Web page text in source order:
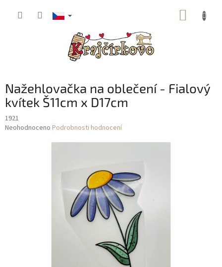
Nažehlovačka na oblečení - Fialový
kvítek Š11cm x D17cm
1921
Průměrné
Neohodnoceno Podrobnosti hodnocení